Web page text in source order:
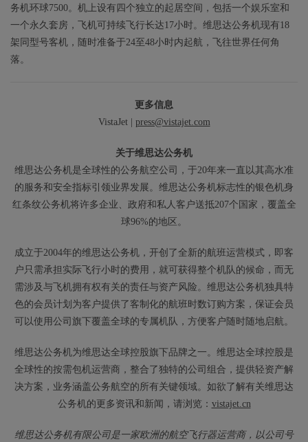
务机环球7500。机上设有四个独立的起居空间，包括一个娱乐室和
一个永久套房，飞机可持续飞行长达17小时。维思达公务机现有18
架同型号客机，随时准备于24至48小时内起航，飞往世界任何角
落。
更多信息
VistaJet | press@vistajet.com
关于维思达公务机
维思达公务机是全球性的公务航空公司，于20年来一直以其高水准
的服务和安全指标引领业界发展。维思达公务机标志性的银色机身
红条纹公务机将许多企业、政府和私人客户送抵207个国家，覆盖全
球96%的地区。
成立于2004年的维思达公务机，开创了全新的航班运营模式，即客
户只需承担实际飞行小时的费用，就可获得整个机队的候命，而无
需涉及与飞机拥有权有关的责任与资产风险。维思达公务机独具特
色的会员计划为客户提供了客制化的航班时数订购方案，保证会员
可以使用公司旗下覆盖全球的专属机队，方便客户随时随地启航。
维思达公务机为维思达全球控股旗下品牌之一。维思达全球控股是
全球性的按需包机运营商，整合了独特的公司组合，提供轻资产解
决方案，业务涵盖公务航空的所有关键领域。如欲了解有关维思达
公务机的更多资讯和新闻，请浏览： vistajet.cn
维思达公务机有限公司是一家欧洲的航空飞行器运营商，以公司号